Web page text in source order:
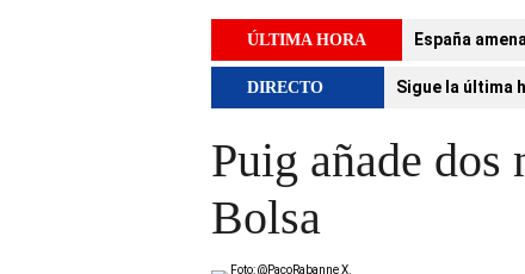
ÚLTIMA HORA España
DIRECTO Sigue la última
Puig añade dos
Bolsa